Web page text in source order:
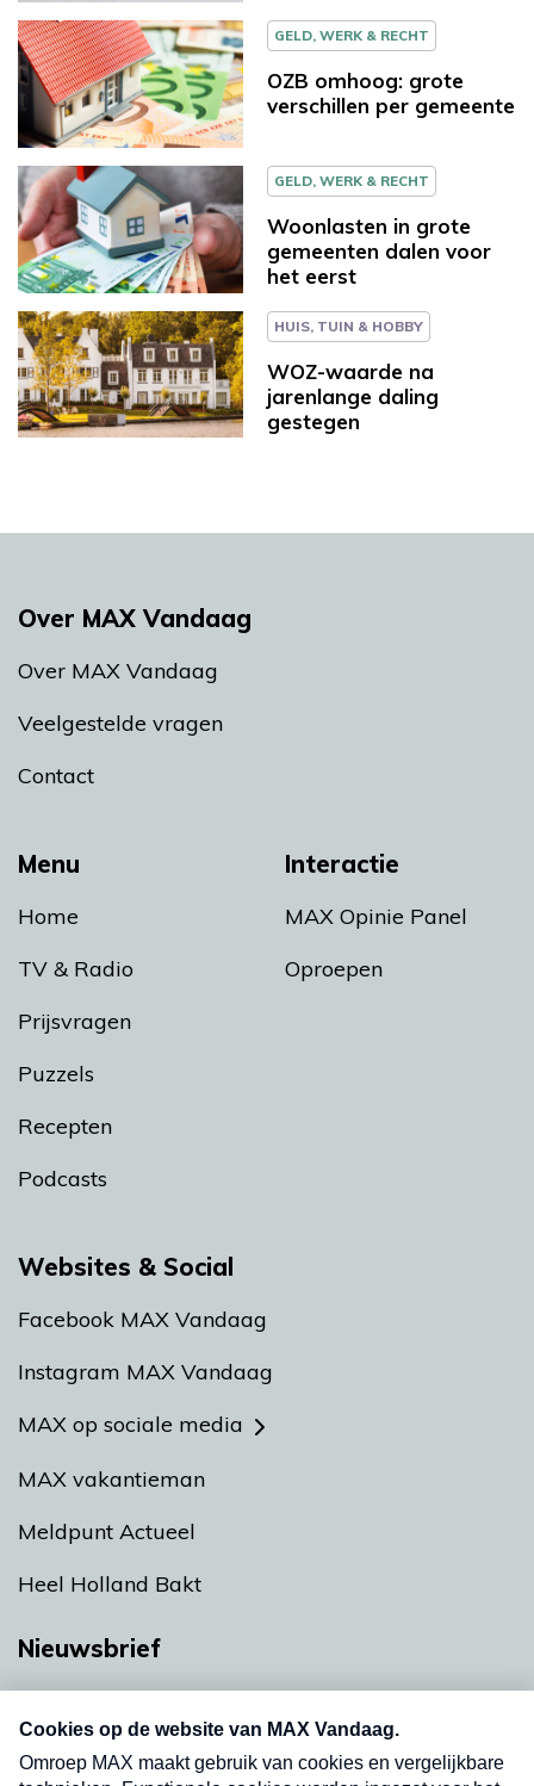
GELD, WERK & RECHT
OZB omhoog: grote
verschillen per gemeente
GELD, WERK & RECHT
Woonlasten in grote
gemeenten dalen voor
het eerst
HUIS, TUIN & HOBBY
WOZ-waarde na
jarenlange daling
gestegen
Menu
Home
TV & Radio
Prijsvragen
Puzzels
Recepten
Podcasts
Interactie
MAX Opinie Panel
Oproepen
Over MAX Vandaag
Over MAX Vandaag
Veelgestelde vragen
Contact
Websites & Social
Facebook MAX Vandaag
Instagram MAX Vandaag
MAX op sociale media
MAX vakantieman
Meldpunt Actueel
Heel Holland Bakt
Nieuwsbrief
nieuwsbrief. Elke vrijdag- en dinsdagochtend in
uw mailbox.